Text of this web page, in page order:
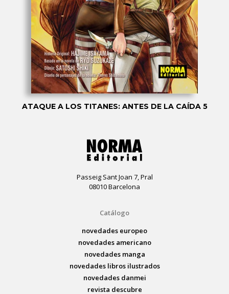
ATAQUE A LOS TITANES: ANTES DE LA CAÍDA 5
Passeig Sant Joan 7, Pral
08010 Barcelona
Catálogo
novedades europeo
novedades americano
novedades manga
novedades libros ilustrados
novedades danmei
revista descubre